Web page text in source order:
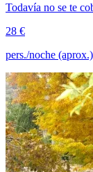
Todavía no se te
28 €
pers./noche (aprox.)